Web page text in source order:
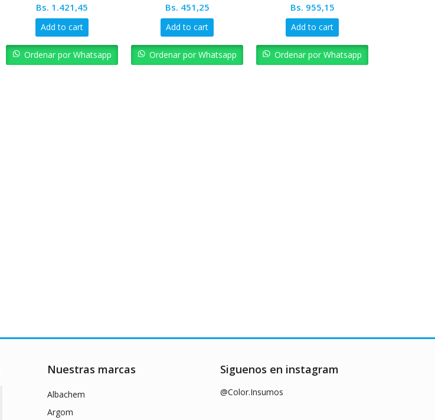
Bs. 1.421,45
Add to cart
Ordenar por Whatsapp
Bs. 451,25
Add to cart
Ordenar por Whatsapp
Bs. 955,15
Add to cart
Ordenar por Whatsapp
Nuestras marcas
Albachem
Argom
Siguenos en instagram
@Color.Insumos